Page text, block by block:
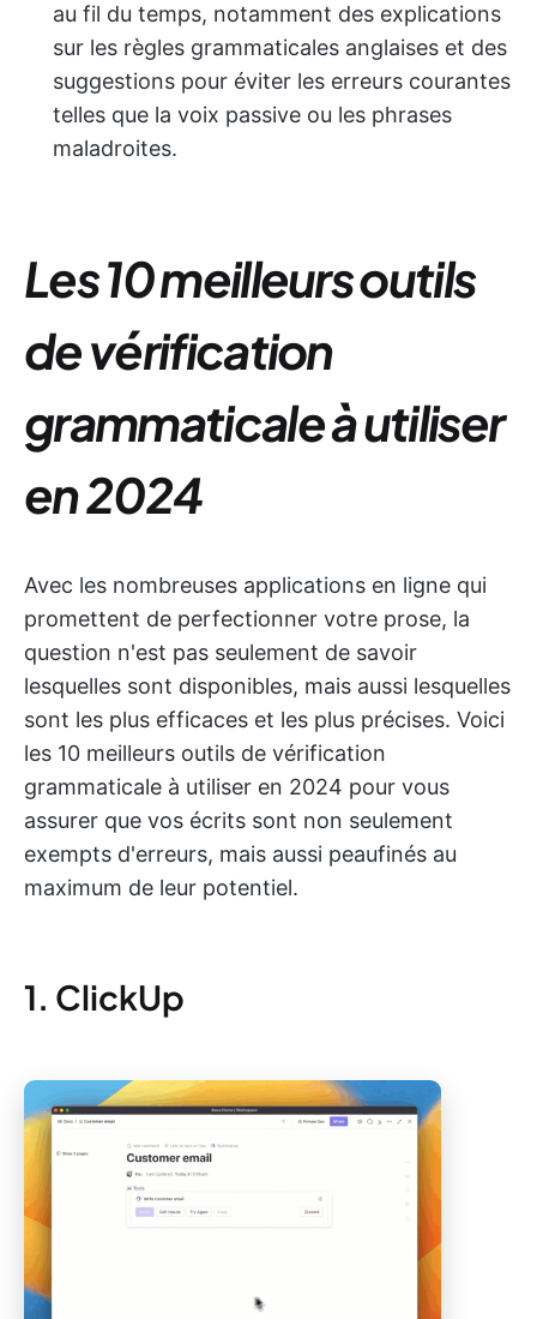
au fil du temps, notamment des explications
sur les règles grammaticales anglaises et des
suggestions pour éviter les erreurs courantes
telles que la voix passive ou les phrases
maladroites.
Les 10 meilleurs outils
de vérification
grammaticale à utiliser
en 2024
Avec les nombreuses applications en ligne qui
promettent de perfectionner votre prose, la
question n'est pas seulement de savoir
lesquelles sont disponibles, mais aussi lesquelles
sont les plus efficaces et les plus précises. Voici
les 10 meilleurs outils de vérification
grammaticale à utiliser en 2024 pour vous
assurer que vos écrits sont non seulement
exempts d'erreurs, mais aussi peaufinés au
maximum de leur potentiel.
1. ClickUp